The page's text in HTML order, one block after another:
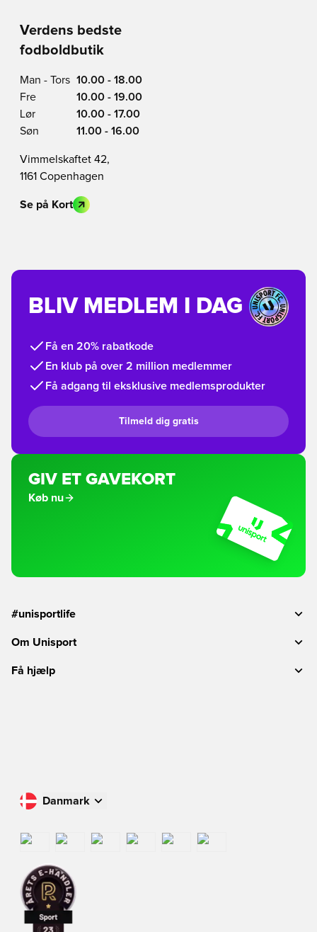
Verdens bedste
fodboldbutik
Man - Tors 10.00 - 18.00
Fre
10.00 - 19.00
Lør
10.00 - 17.00
Søn
11.00 - 16.00
Vimmelskaftet 42,
1161 Copenhagen
Se på Kort
BLIV MEDLEM I DAG
Få en 20% rabatkode
En klub på over 2 million medlemmer
Få adgang til eksklusive medlemsprodukter
Tilmeld dig gratis
GIV ET GAVEKORT
Køb nu
#unisportlife
Om Unisport
Få hjælp
Danmark